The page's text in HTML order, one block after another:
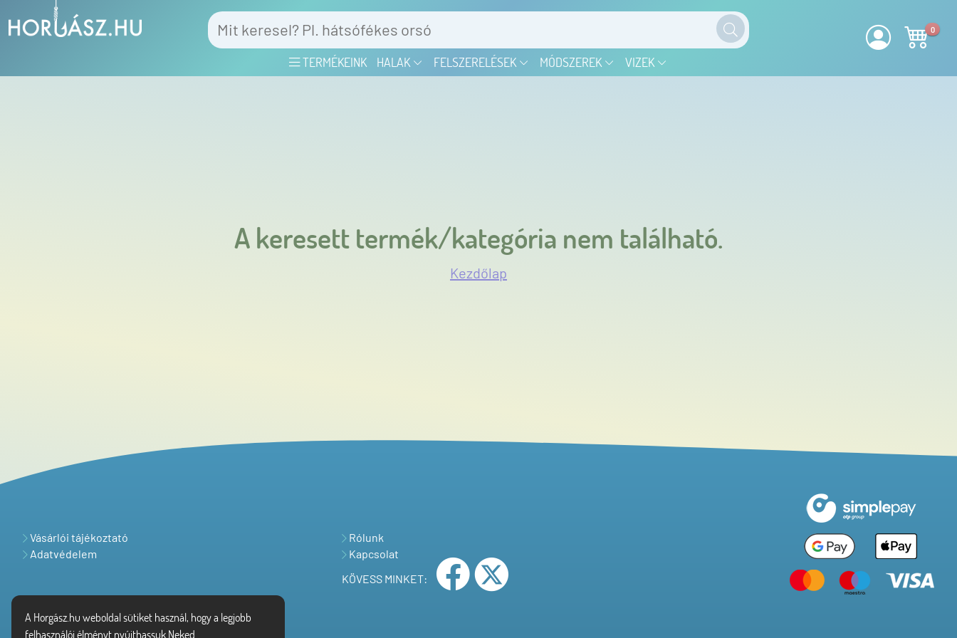
A Horgász.hu weboldal sütiket használ, hogy a legjobb
felhasználói élményt nyújthassuk Neked.
TERMÉKEINK HALAK FELSZERELÉSEK MÓDSZEREK VIZEK
0
A keresett termék/kategória nem található.
Kezdőlap
Vásárlói tájékoztató
Adatvédelem
Rólunk
Kapcsolat
KÖVESS MINKET: